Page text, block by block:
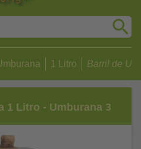
1 Litro Barril de
1 Litro - Umburana 3